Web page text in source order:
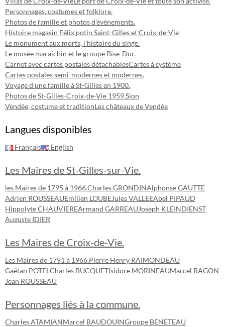
Personnages, costumes et folklore.
Photos de famille et photos d'évènements.
Histoire magasin Félix potin Saint-Gilles et Croix-de-Vie
Le monument aux morts, l'histoire du singe.
Le musée maraichin et le groupe Bise-Dur.
Carnet avec cartes postales détachablesCartes à système
Cartes postales semi-modernes et modernes.
Voyage d'une famille à St-Gilles en 1900.
Photos de St-Gilles-Croix-de-Vie 1959.Sion
Vendée, costume et traditionLes châteaux de Vendée
Langues disponibles
Français English
Les Maires de St-Gilles-sur-Vie.
les Maires de 1795 à 1966.Charles GRONDINAlphonse GAUTTE
Adrien ROUSSEAUEmilien LOUBEJules VALLEEAbel PIPAUD
Hippolyte CHAUVIEREArmand GARREAUJoseph KLEINDIENST
Auguste IDIER
Les Maires de Croix-de-Vie.
Les Maires de 1791 à 1966.Pierre Henry RAIMONDEAU
Gaëtan POTEL Charles BUCQUETIsidore MORINEAUMarcel RAGON
Jean ROUSSEAU
Personnages liés à la commune.
Charles ATAMIANMarcel BAUDOUINGroupe BENETEAU